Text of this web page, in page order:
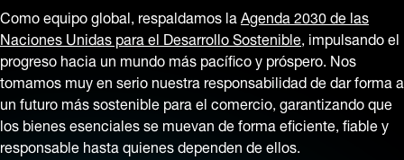
Como equipo global, respaldamos laAgenda 2030 de las
Naciones Unidas para el Desarrollo Sostenible, impulsando el
progreso hacia un mundo más pacífico y próspero. Nos
tomamos muy en serio nuestra responsabilidad de dar forma a
un futuro más sostenible para el comercio, garantizando que
los bienes esenciales se muevan de forma eficiente, fiable y
responsable hasta quienes dependen de ellos.